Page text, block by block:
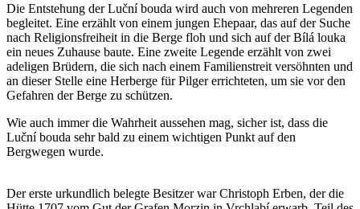
Die Entstehung der Luční bouda wird auch von mehreren Legenden
begleitet. Eine erzählt von einem jungen Ehepaar, das auf der Suche
nach Religionsfreiheit in die Berge floh und sich auf der Bílá louka
ein neues Zuhause baute. Eine zweite Legende erzählt von zwei
adeligen Brüdern, die sich nach einem Familienstreit versöhnten und
an dieser Stelle eine Herberge für Pilger errichteten, um sie vor den
Gefahren der Berge zu schützen.
Wie auch immer die Wahrheit aussehen mag, sicher ist, dass die
Luční bouda sehr bald zu einem wichtigen Punkt auf den
Bergwegen wurde.
Der erste urkundlich belegte Besitzer war Christoph Erben, der die